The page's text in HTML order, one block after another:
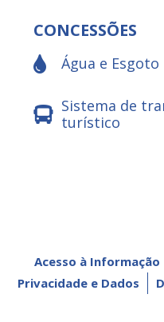
CONCESSÕES
Água e Esgoto
Sistema de
turístico
Acesso à Informação
Privacidade e Dados